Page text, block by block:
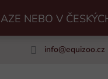
NEBO V
info@equizoo.cz